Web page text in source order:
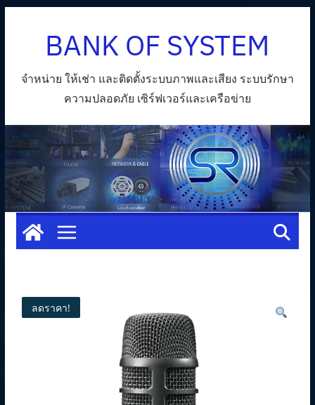
BANK OF SYSTEM
จำหน่าย ให้เช่า และติดตั้งระบบภาพและเสียง ระบบรักษา
ความปลอดภัย เซิร์ฟเวอร์และเครือข่าย
ลดราคา!